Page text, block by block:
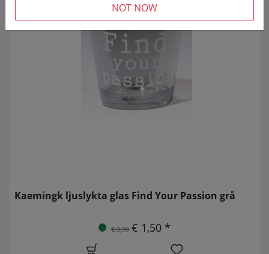
Kaemingk ljuslykta glas Find Your Passion grå
€ 3,90 € 1,50 *
NOT NOW